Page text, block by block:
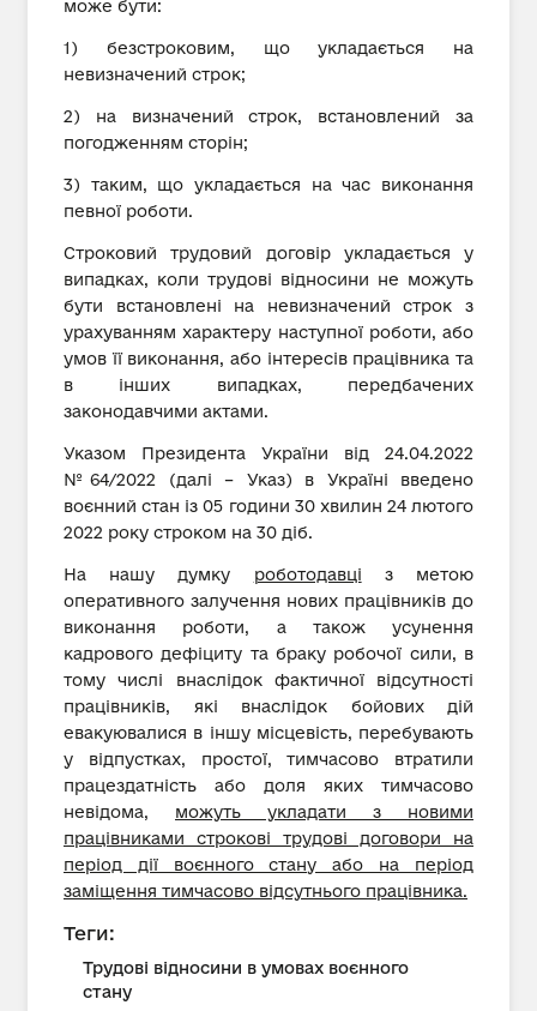
може бути:
1) безстроковим, що укладається на
невизначений строк;
2) на визначений строк, встановлений за
погодженням сторін;
3) таким, що укладається на час виконання
певної роботи.
Строковий трудовий договір укладається у
випадках, коли трудові відносини не можуть
бути встановлені на невизначений строк з
урахуванням характеру наступної роботи, або
умов її виконання, або інтересів працівника та
в інших випадках, передбачених
законодавчими актами.
Указом Президента України від 24.04.2022
№64/2022 (далі – Указ) в Україні введено
воєнний стан із 05 години 30 хвилин 24 лютого
2022 року строком на 30 діб.
На нашу думку роботодавці з метою
оперативного залучення нових працівників до
виконання роботи, а також усунення
кадрового дефіциту та браку робочої сили, в
тому числі внаслідок фактичної відсутності
працівників, які внаслідок бойових дій
евакуювалися в іншу місцевість, перебувають
у відпустках, простої, тимчасово втратили
працездатність або доля яких тимчасово
невідома, можуть укладати з новими
працівниками строкові трудові договори на
період дії воєнного стану або на період
заміщення тимчасово відсутнього працівника.
Теги:
Трудові відносини в умовах воєнного
стану